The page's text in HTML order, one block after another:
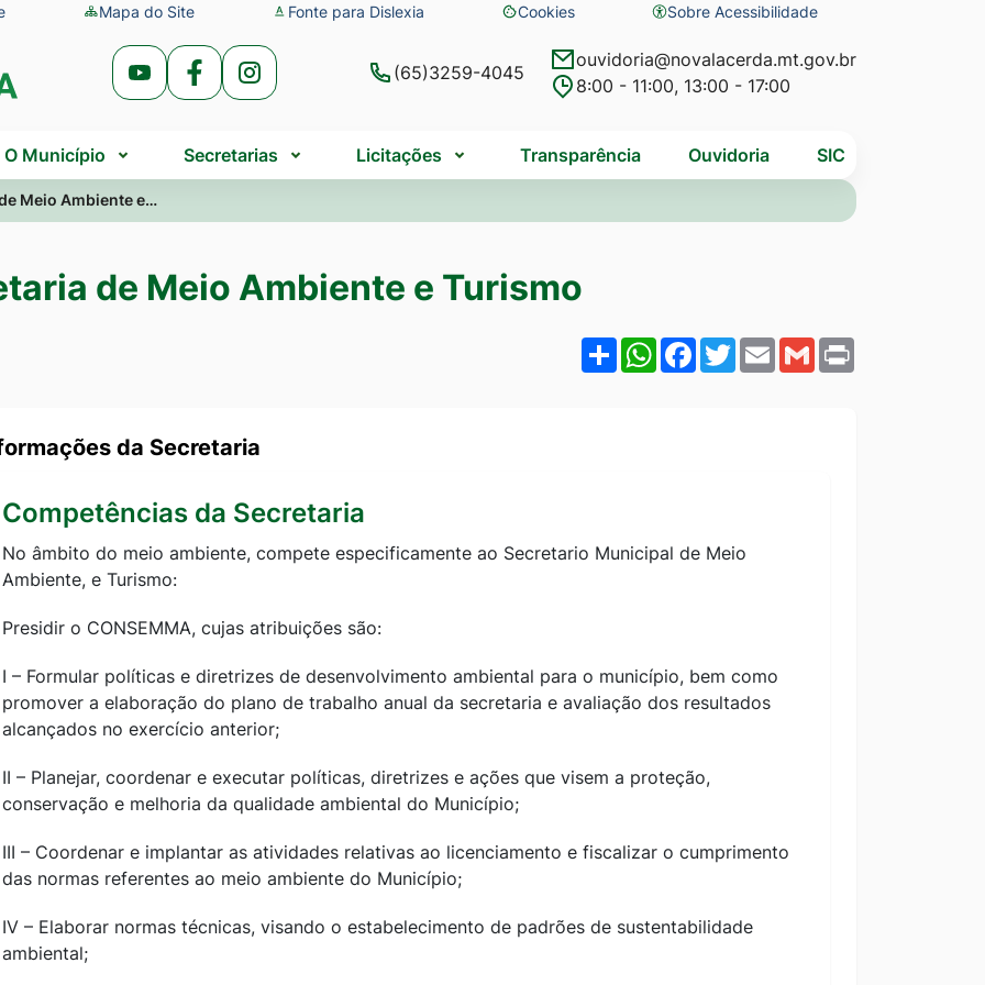
Mapa do Site Fonte para Dislexia Cookies
Abrir
preferências
de
Sobre Acessibilidade
Acessar
Rede
Social
Youtube
Acessar
Rede
Social
Facebook
Acessar
Rede
Social
Instagram
(65)3259-4045
ouvidoria@novalacerda.mt.gov.br
8:00 - 11:00, 13:00 - 17:00
O Município Secretarias Licitações Transparência Ouvidoria SIC
Meio Ambiente e…
de Meio Ambiente e Turismo
ShareWhatsApp
Facebook
Twitter
EmailGmail
da Secretaria
Competências da Secretaria
No âmbito do meio ambiente, compete especificamente ao Secretario Municipal de Meio
Ambiente, e Turismo:
Presidir o CONSEMMA, cujas atribuições são:
I – Formular políticas e diretrizes de desenvolvimento ambiental para o município, bem como
promover a elaboração do plano de trabalho anual da secretaria e avaliação dos resultados
alcançados no exercício anterior;
II – Planejar, coordenar e executar políticas, diretrizes e ações que visem a proteção,
conservação e melhoria da qualidade ambiental do Município;
III – Coordenar e implantar as atividades relativas ao licenciamento e fiscalizar o cumprimento
das normas referentes ao meio ambiente do Município;
IV – Elaborar normas técnicas, visando o estabelecimento de padrões de sustentabilidade
ambiental;